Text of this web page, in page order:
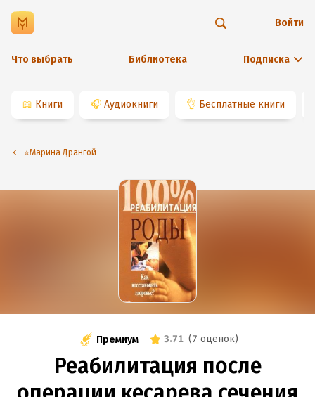
Что выбрать Библиотека Подписка
Войти
📖 Книги 🎧 Аудиокниги 👌 Бесплатные книги
⭐️Марина Дрангой
Премиум 3.71 (7 оценок)
Реабилитация после